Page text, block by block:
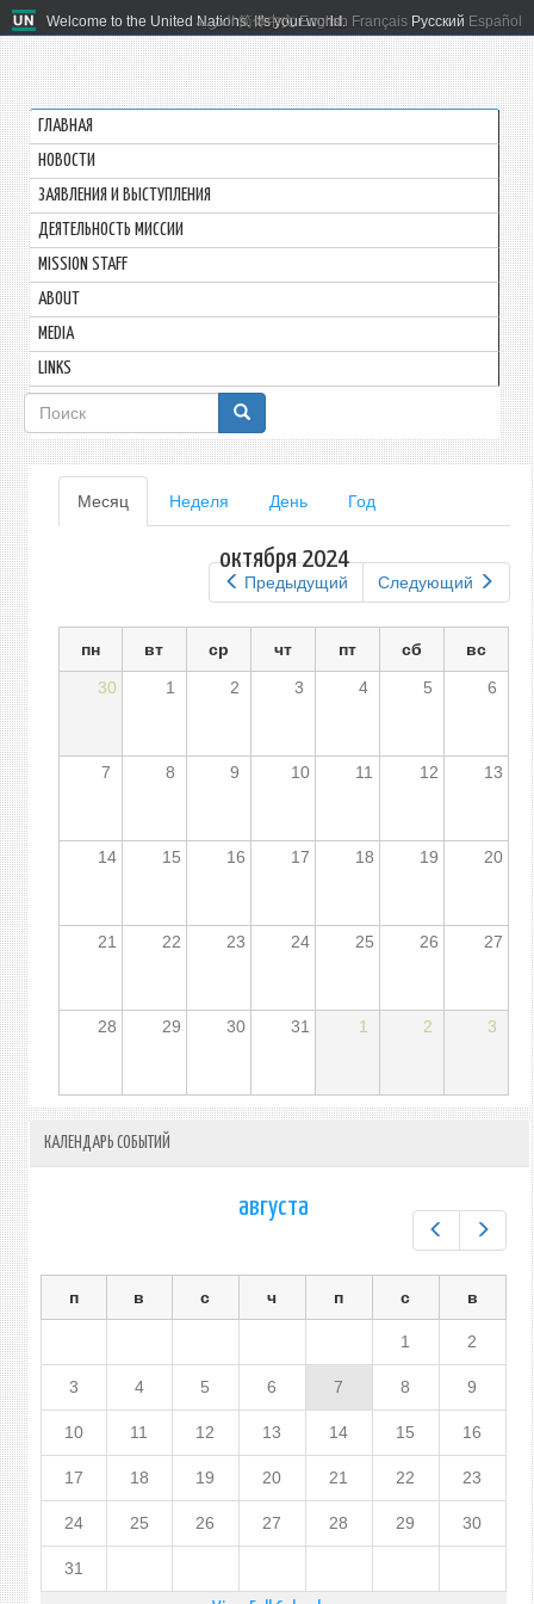
Welcome to the United Nations. It's your world.
العربية 简体中文 English Français Русский Español
ГЛАВНАЯ
HОВОСТИ
ЗАЯВЛЕНИЯ И ВЫСТУПЛЕНИЯ
ДЕЯТЕЛЬНОСТЬ МИССИИ
MISSION STAFF
ABOUT
MEDIA
LINKS
Форма
поиска
Главные
вкладки
Месяц (активная
вкладка)
Неделя День Год
Предыдущий Следующий
октября 2024
пн вт ср чт пт сб
вс
30
1 2 3 4 5 6
7 8 9 10 11 12 13
14 15 16 17 18 19 20
21 22 23 24 25 26 27
28 29 30 31 1 2 3
КАЛЕНДАРЬ СОБЫТИЙ
августа
п в с ч п с в
1 2
3 4 5 6 7 8 9
10 11 12 13 14 15 16
17 18 19 20 21 22 23
24 25 26 27 28 29 30
31